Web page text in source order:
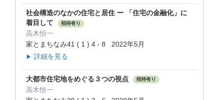
社会構造のなかの住宅と居住 ー 「住宅の金融化」に
着目して
招待有り
高木恒一
家とまちなみ41 ( 1 ) 4 - 8 2022年5月
▶ 詳細を見る
大都市住宅地をめぐる３つの視点 招待有り
高木恒一